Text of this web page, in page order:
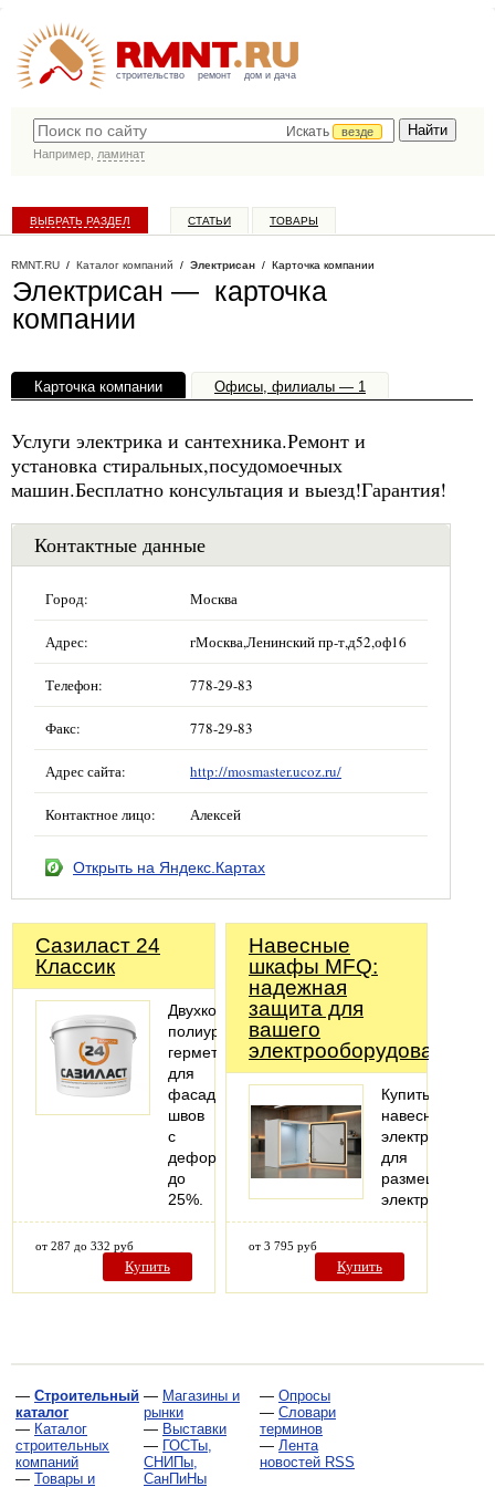
строительство ремонт дом и дача
Искать
везде
Например, ламинат
ВЫБРАТЬ РАЗДЕЛ СТАТЬИ ТОВАРЫ
RMNT.RU / Каталог компаний / Электрисан / Карточка компании
Электрисан — карточка
компании
Карточка компании Офисы, филиалы — 1
Услуги электрика и сантехника.Ремонт и
установка стиральных,посудомоечных
машин.Бесплатно консультация и выезд!Гарантия!
Контактные данные
Город: Москва
Адрес: гМосква,Ленинский пр-т,д52,оф16
Телефон: 778-29-83
Факс: 778-29-83
Адрес сайта: http://mosmaster.ucoz.ru/
Контактное лицо: Алексей
Открыть на Яндекс.Картах
Сазиласт 24
Классик
Двухкомпонентный
полиуретановый
герметик
для
фасадных
швов
с
деформацией
до
25%.
от 287 до 332 руб
Купить
Навесные
шкафы MFQ:
надежная
защита для
вашего
электрооборудования
Купить
навесной
электрошкаф
для
размещения
от 3 795 руб
Купить
— Строительный
каталог
— Каталог
строительных
компаний
— Товары и
— Магазины и
рынки
— Выставки
— ГОСТы,
СНИПы,
СанПиНы
— Опросы
— Словари
терминов
— Лента
новостей RSS